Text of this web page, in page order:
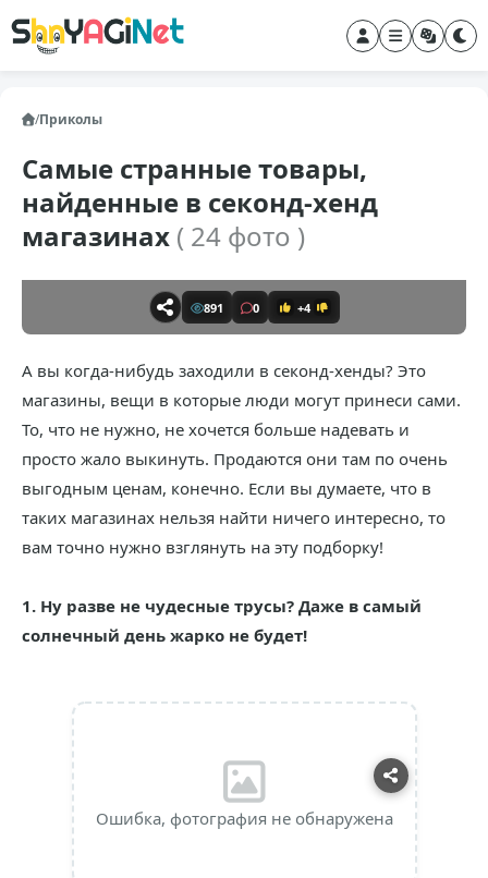
/Приколы
Самые странные товары,
найденные в секонд-хенд
магазинах ( 24 фото )
891 0 +4
А вы когда-нибудь заходили в секонд-хенды? Это
магазины, вещи в которые люди могут принеси сами.
То, что не нужно, не хочется больше надевать и
просто жало выкинуть. Продаются они там по очень
выгодным ценам, конечно. Если вы думаете, что в
таких магазинах нельзя найти ничего интересно, то
вам точно нужно взглянуть на эту подборку!
1. Ну разве не чудесные трусы? Даже в самый
солнечный день жарко не будет!
Ошибка, фотография не обнаружена